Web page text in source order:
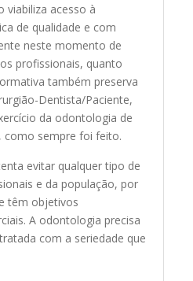
viabiliza acesso à
de qualidade e com
neste momento de
profissionais, quanto
também preserva
Dentista/Paciente,
da odontologia de
como sempre foi feito.
evitar qualquer tipo de
e da população, por
têm objetivos
A odontologia precisa
com a seriedade que